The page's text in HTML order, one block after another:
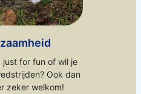
just for fun of wil je
Ook dan
zeker welkom!